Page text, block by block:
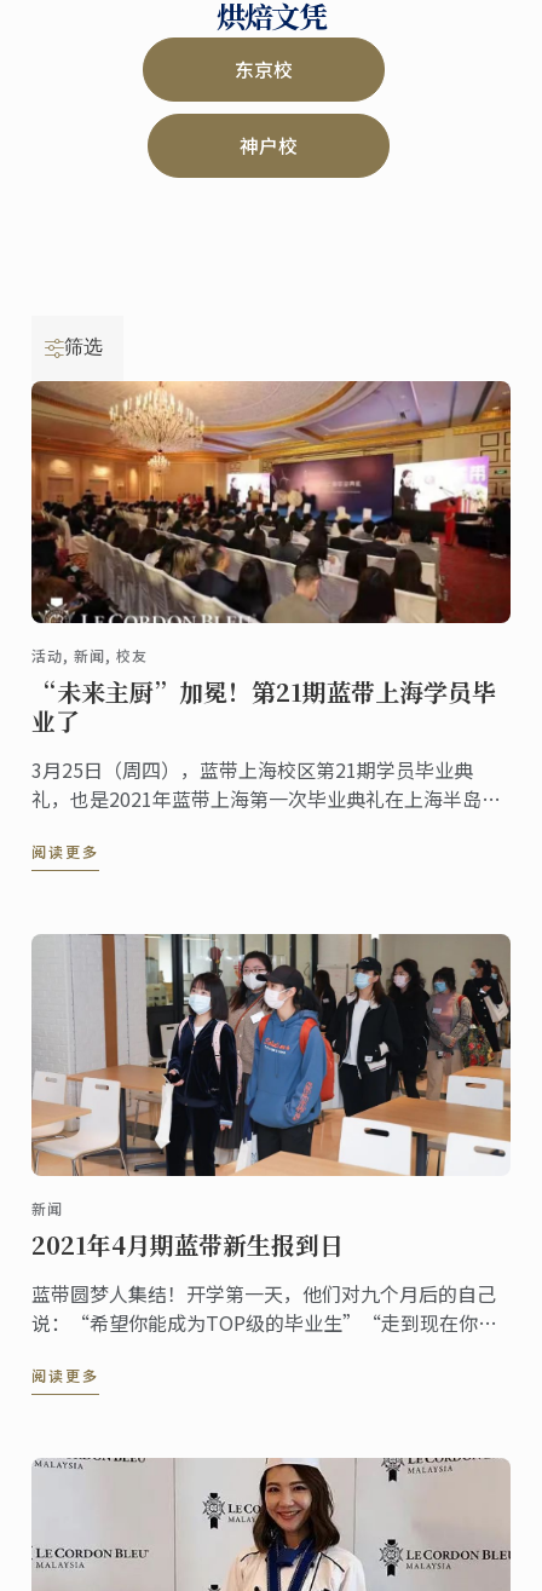
烘焙文凭
东京校
神户校
筛选
活动, 新闻, 校友
“未来主厨”加冕！第21期蓝带上海学员毕
业了
3月25日（周四），蓝带上海校区第21期学员毕业典
礼，也是2021年蓝带上海第一次毕业典礼在上海半岛酒
阅读更多
新闻
2021年4月期蓝带新生报到日
蓝带圆梦人集结！开学第一天，他们对九个月后的自己
说：“希望你能成为TOP级的毕业生”“走到现在你付
念不断走下去，因为未来的路还很长”
阅读更多